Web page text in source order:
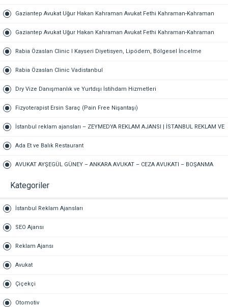
Gaziantep Avukat Uğur Hakan Kahraman Avukat Fethi Kahraman-Kahraman
Hukuk Bürosu Gaziantep
Gaziantep Avukat Uğur Hakan Kahraman Avukat Fethi Kahraman-Kahraman
Hukuk Bürosu Gaziantep
Rabia Özaslan Clinic I Kayseri Diyetisyen, Lipödem, Bölgesel İncelme
Rabia Özaslan Clinic Vadistanbul
Dry Vize Danışmanlık ve Yurtdışı İstihdam Hizmetleri
Fizyoterapist Ersin Saraç (Pain Free Nişantaşı)
İstanbul reklam ajansları – ZEYMEDYA REKLAM AJANSI | İSTANBUL REKLAM VE
SEO AJANSI, DİJİTAL PAZARLAMA AJANSI, SOSYAL MEDYA AJANSI, 360
REKLAM
Ada Et ve Balık Restaurant
AVUKAT AYŞEGÜL GÜNEY – ANKARA AVUKAT – CEZA AVUKATI – BOŞANMA
AVUKATI – TAZMİNAT AVUKATI
Kategoriler
İstanbul Reklam Ajansları
SEO Ajansı
Reklam Ajansı
Avukat
Çiçekçi
Otomotiv